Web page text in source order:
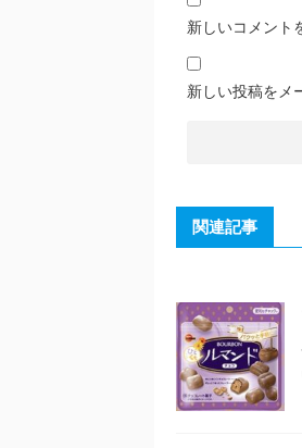
新しいコメント
新しい投稿をメ
関連記事